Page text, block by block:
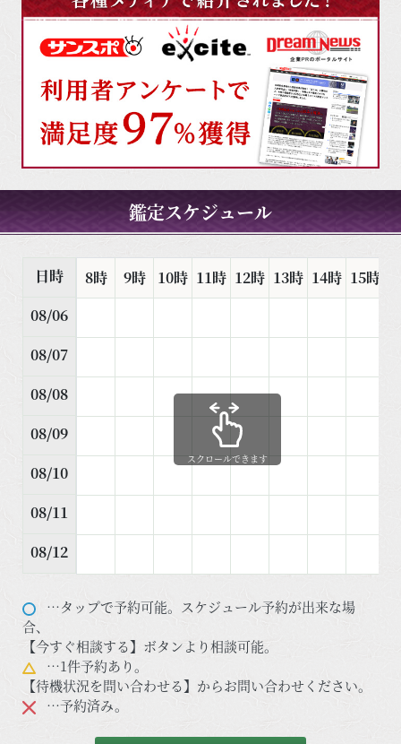
鑑定スケジュール
日時
08/06
08/07
08/08
08/09
08/10
08/11
08/12
8時 9時 10時 11時 12時 13時 14時 15時
スクロールできます
…タップで予約可能。スケジュール予約が出来な場
合、
【今すぐ相談する】ボタンより相談可能。
…1件予約あり。
【待機状況を問い合わせる】からお問い合わせください。
…予約済み。